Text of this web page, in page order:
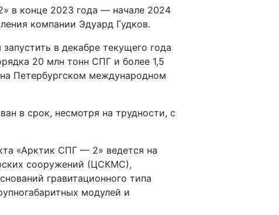
в конце 2023 года — начале 2024
компании Эдуард Гудков.
в декабре текущего года
20 млн тонн СПГ и более 1,5
Петербургском международном
в срок, несмотря на трудности, с
«Арктик СПГ — 2» ведется на
сооружений (ЦСКМС),
гравитационного типа
модулей и